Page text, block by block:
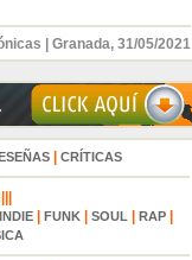
Granada, 31/05/2021
| CRÍTICAS
INDIE| FUNK| SOUL| RAP|